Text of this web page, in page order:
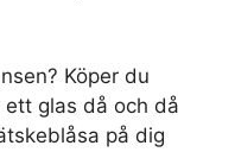
Köper du
glas då och då
på dig